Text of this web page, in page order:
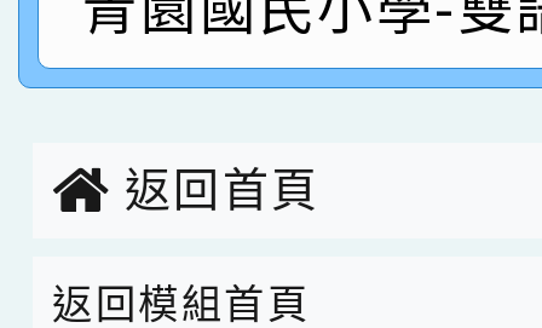
名 指導老師王老師、
園市英語競賽國小朗讀
指導老師林老師
賀！本校參加桃園市中
臺灣台語-第二名
市賽榮獲科學小創客佳
返回首頁
返回模組首頁